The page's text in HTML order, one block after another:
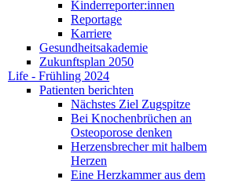
Kinderreporter:innen
Reportage
Karriere
Gesundheitsakademie
Zukunftsplan 2050
Life - Frühling 2024
Patienten berichten
Nächstes Ziel Zugspitze
Bei Knochenbrüchen an
Osteoporose denken
Herzensbrecher mit halbem
Herzen
Eine Herzkammer aus dem